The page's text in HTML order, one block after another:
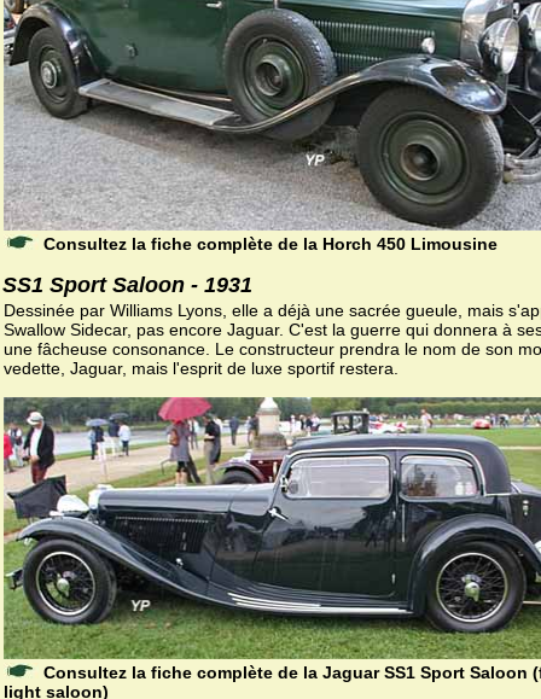
Consultez la fiche complète de la Horch 450 Limousine
SS1 Sport Saloon - 1931
Dessinée par Williams Lyons, elle a déjà une sacrée gueule, mais
Swallow Sidecar, pas encore Jaguar. C'est la guerre qui donnera à
une fâcheuse consonance. Le constructeur prendra le nom de son
vedette, Jaguar, mais l'esprit de luxe sportif restera.
Consultez la fiche complète de la Jaguar SS1 Sport Saloon
light saloon)